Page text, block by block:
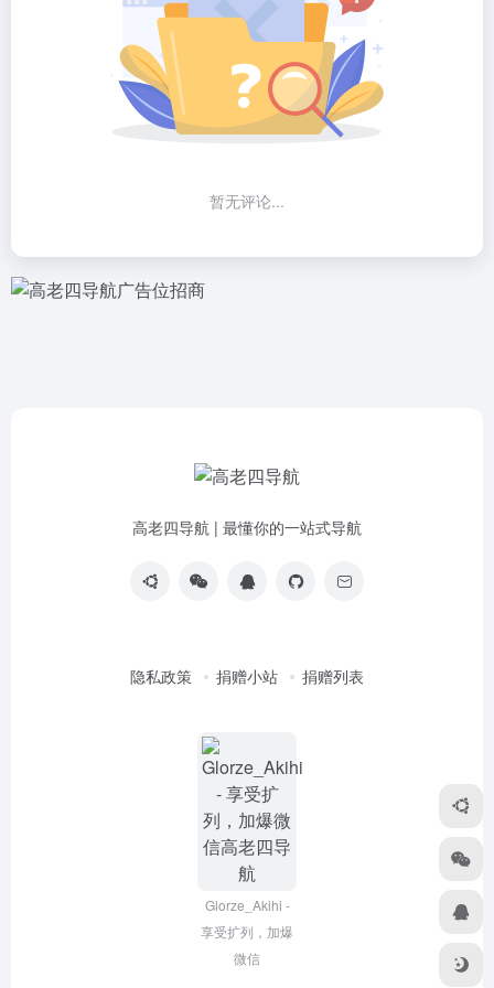
暂无评论...
高老四导航 | 最懂你的一站式导航
隐私政策 捐赠小站 捐赠列表
Glorze_Akihi -
享受扩列，加爆
微信